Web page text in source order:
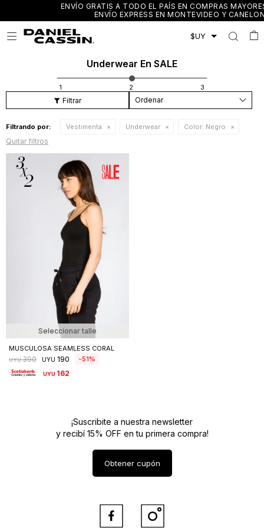
ENVÍO GRATIS A TODO EL PAÍS EN COMPRAS MAYORES A $3.000 /
ENVÍO EXPRESS EN MONTEVIDEO Y CANELONES

Underwear En SALE
Recomendados
Filtrando por: Vestimenta Underwear Color: Negro
Quitar filtros
Seleccionar talle
MUSCULOSA SEAMLESS CORAL
UYU 390 UYU 190 51
UYU 162
¡Suscribite a nuestra newsletter
y recibí 15% OFF en tu primera compra!
Obtener cupón
 